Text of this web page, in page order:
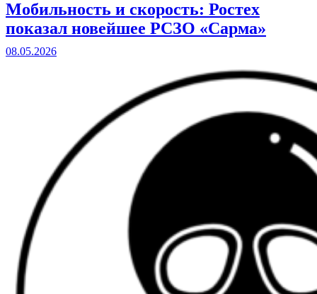
Мобильность и скорость: Ростех
показал новейшее РСЗО «Сарма»
08.05.2026